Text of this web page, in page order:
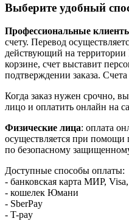
Выберите удобный
Профессиональные
счету. Перевод
действующий на территории
корзине, счет выставит
подтверждении заказа.
Когда заказ нужен срочно,
лицо и оплатить онлайн на
Физические лица: оплата
осуществляется при помощи
по безопасному
Доступные способы оплаты:
- банковская карта МИР,
- кошелек Юмани
- SberPay
- T-pay